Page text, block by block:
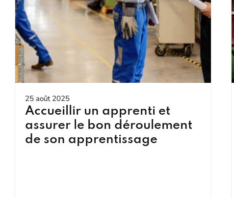
25 août 2025
Accueillir un apprenti et
assurer le bon déroulement
de son apprentissage